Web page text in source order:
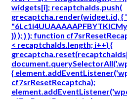
widgets[i]; recaptchaIds.push(
grecaptcha.render(widget.id, {
}) ); } }; function
< recaptchaIds.length; i++) {
{
cf7srResetRecaptcha);